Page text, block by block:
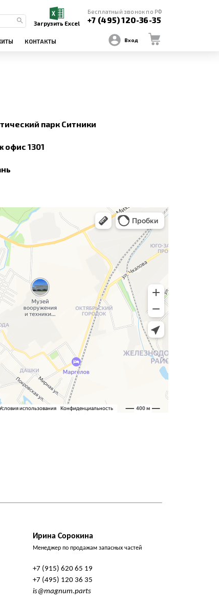
Загрузить Excel
Бесплатный звонок по РФ
+7 (495) 120-36-35
КОНТАКТЫ Вход
парк Ситники
офис 1301
Ирина Сорокина
Менеджер по продажам запасных частей
+7 (915) 620 65 19
+7 (495) 120 36 35
is@magnum.parts